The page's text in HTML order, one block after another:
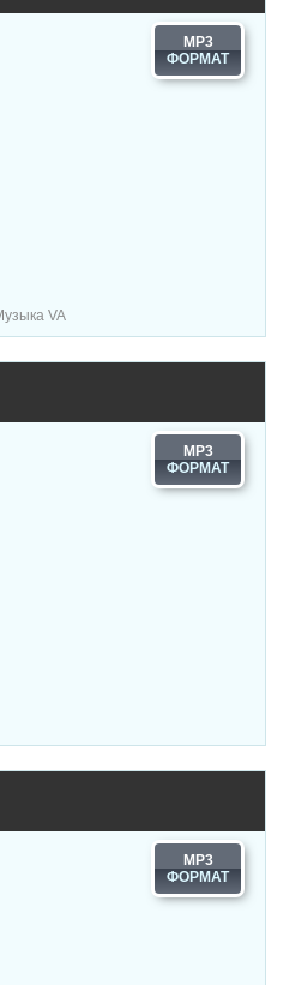
MP3
VA
MP3
MP3